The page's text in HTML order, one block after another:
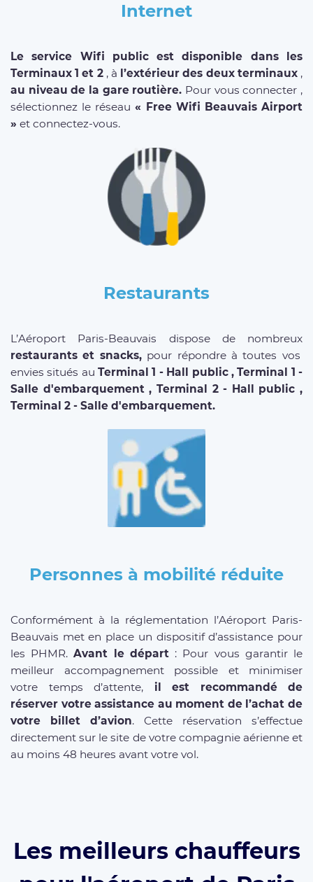
Internet
Le service Wifi public est disponible dans les
Terminaux 1 et 2, à l’extérieur des deux terminaux,
au niveau de la gare routière. Pour vous connecter ,
sélectionnez le réseau« Free Wifi Beauvais Airport
» et connectez-vous.
Restaurants
L’Aéroport Paris-Beauvais dispose de nombreux
restaurants et snacks, pour répondre à toutes vos
envies situés auTerminal 1 - Hall public , Terminal 1 -
Salle d'embarquement , Terminal 2 - Hall public ,
Terminal 2 - Salle d'embarquement.
Personnes à mobilité réduite
Conformément à la réglementation l’Aéroport Paris-
Beauvais met en place un dispositif d’assistance pour
les PHMR.Avant le départ: Pour vous garantir le
meilleur accompagnement possible et minimiser
votre temps d’attente, il est recommandé de
réserver votre assistance au moment de l’achat de
votre billet d’avion. Cette réservation s’effectue
directement sur le site de votre compagnie aérienne et
au moins 48 heures avant votre vol.
Les meilleurs chauffeurs